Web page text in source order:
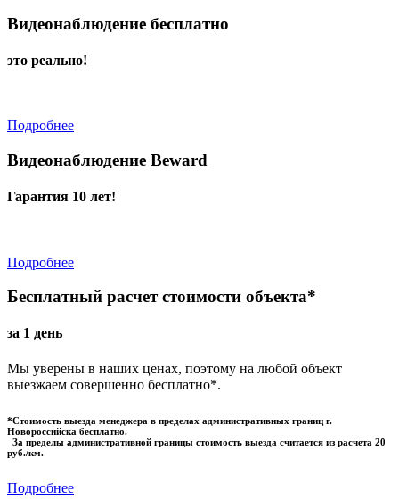
Видеонаблюдение бесплатно
это реально!
Подробнее
Видеонаблюдение Beward
Гарантия 10 лет!
Подробнее
Бесплатный расчет стоимости объекта*
за 1 день
Мы уверены в наших ценах, поэтому на любой объект
выезжаем совершенно бесплатно*.
*Стоимость выезда менеджера в пределах административных границ г.
Новороссийска бесплатно.
За пределы административной границы стоимость выезда считается из расчета 20
руб./км.
Подробнее